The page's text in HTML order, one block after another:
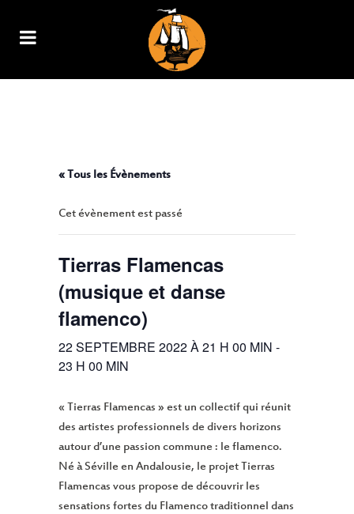
« Tous les Évènements
Cet évènement est passé
Tierras Flamencas
(musique et danse
flamenco)
22 SEPTEMBRE 2022 À 21 H 00 MIN -
23 H 00 MIN
« Tierras Flamencas » est un collectif qui réunit
des artistes professionnels de divers horizons
autour d’une passion commune : le flamenco.
Né à Séville en Andalousie, le projet Tierras
Flamencas vous propose de découvrir les
sensations fortes du Flamenco traditionnel dans